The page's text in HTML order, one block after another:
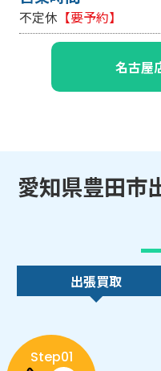
不定休 【要予約】
名古屋
愛知県豊田市
出張買取
Step01